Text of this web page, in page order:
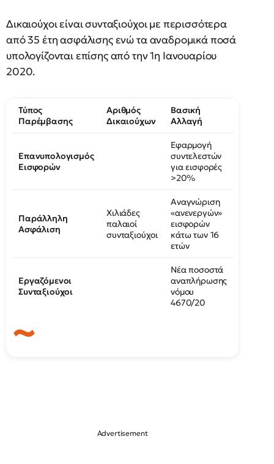
Δικαιούχοι είναι συνταξιούχοι με περισσότερα
από 35 έτη ασφάλισης ενώ τα αναδρομικά ποσά
υπολογίζονται επίσης από την 1η Ιανουαρίου
2020.
Τύπος
Παρέμβασης
Αριθμός
Δικαιούχων
Βασική
Αλλαγή
Επανυπολογισμός
Εισφορών
Εφαρμογή
συντελεστών
για εισφορές
>20%
Παράλληλη
Ασφάλιση
Χιλιάδες
παλαιοί
συνταξιούχοι
Αναγνώριση
«ανενεργών»
εισφορών
κάτω των 16
ετών
Εργαζόμενοι
Συνταξιούχοι
Νέα ποσοστά
αναπλήρωσης
νόμου
4670/20